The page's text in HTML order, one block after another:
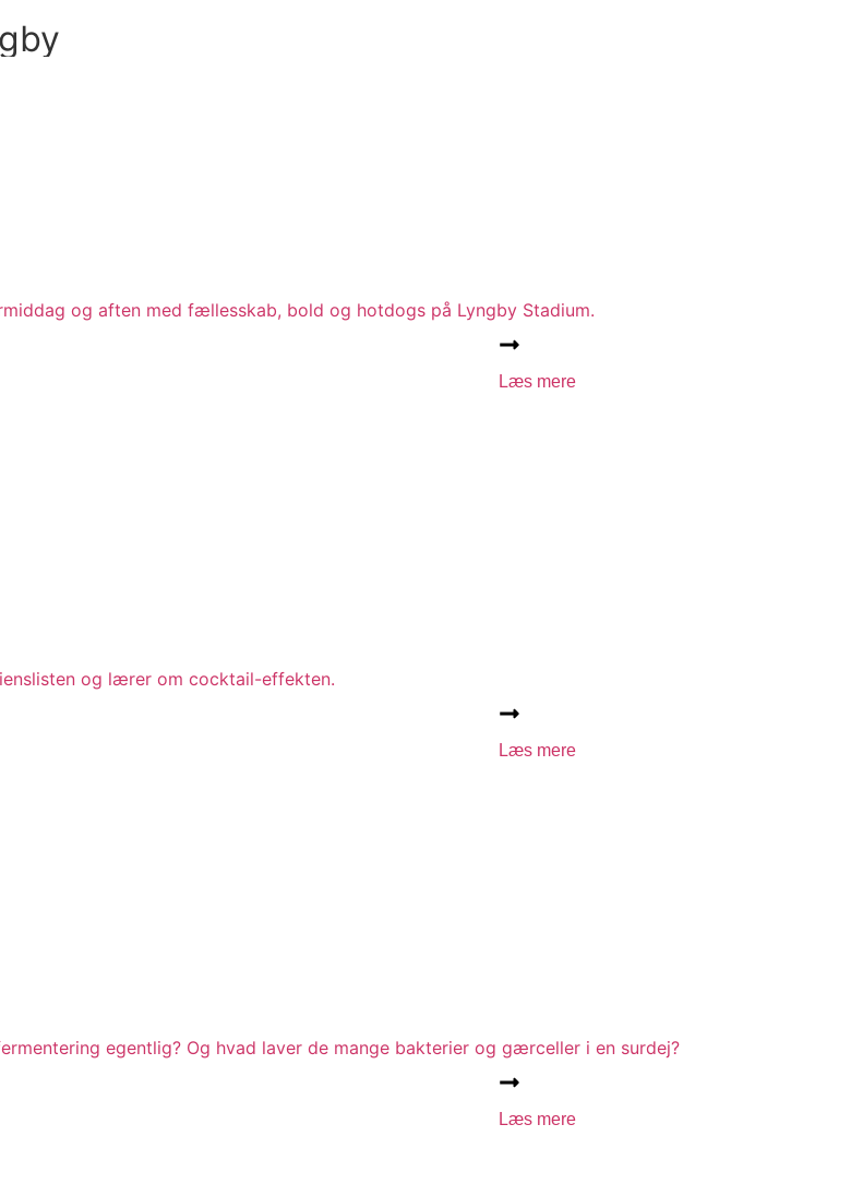
og aften med fællesskab, bold og hotdogs på Lyngby Stadium.
Læs mere
og lærer om cocktail-effekten.
Læs mere
egentlig? Og hvad laver de mange bakterier og gærceller i en surdej?
Læs mere